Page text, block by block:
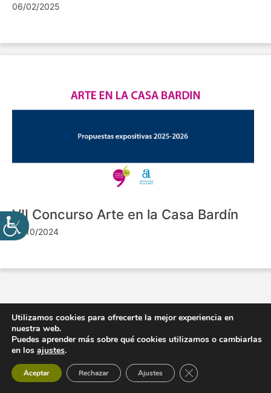
06/02/2025
VII Concurso Arte en la Casa Bardín
24/10/2024
Utilizamos cookies para ofrecerte la mejor experiencia en
nuestra web.
Puedes aprender más sobre qué cookies utilizamos o cambiarlas
en los ajustes.
Aceptar Rechazar Ajustes Cerrar el banner de